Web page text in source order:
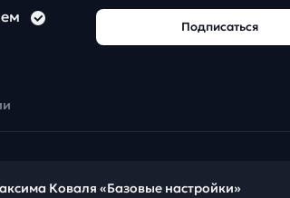
Подписаться
Коваля «Базовые настройки»